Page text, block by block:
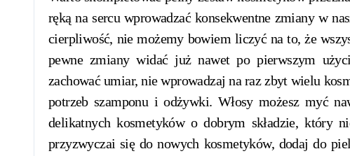
ręką na sercu wprowadzać konsekwentne zmiany w
cierpliwość, nie możemy bowiem liczyć na to, że
pewne zmiany widać już nawet po pierwszym
zachować umiar, nie wprowadzaj na raz zbyt wielu
potrzeb szamponu i odżywki. Włosy możesz myć
delikatnych kosmetyków o dobrym składzie, który
przyzwyczai się do nowych kosmetyków, dodaj do